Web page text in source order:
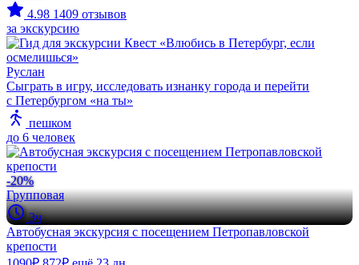
4.98 1409 отзывов
за экскурсию
Руслан
Сыграть в игру, исследовать изнанку города и перейти
с Петербургом «на ты»
пешком
до 6 человек
-20%
Групповая
3ч
Автобусная экскурсия с посещением Петропавловской
крепости